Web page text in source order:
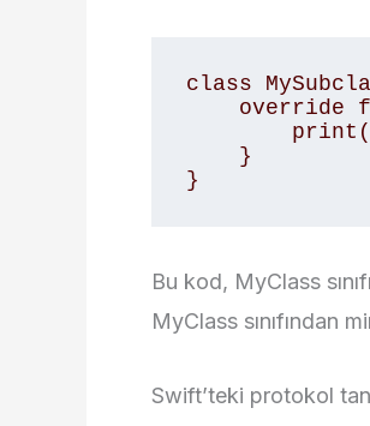
class
}
Bu kod, MyClass
MyClass sınıfından
Swift’teki protokol